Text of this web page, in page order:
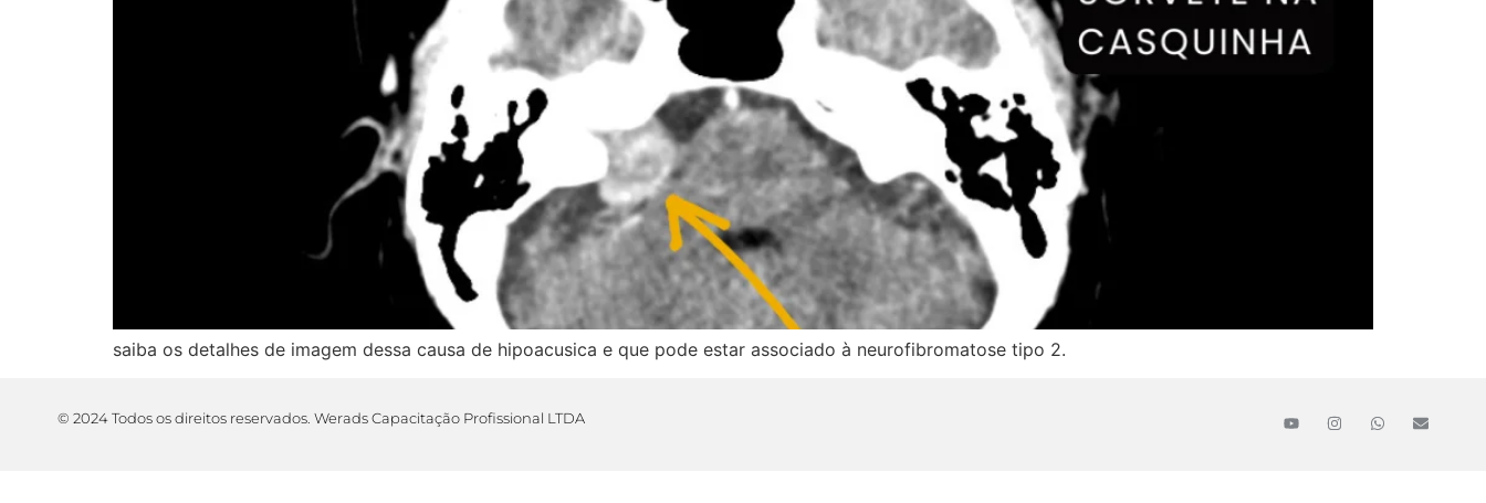
saiba os detalhes de imagem dessa causa de hipoacusica e que pode estar associado à neurofibromatose tipo 2.
© 2024 Todos os direitos reservados. Werads Capacitação Profissional LTDA